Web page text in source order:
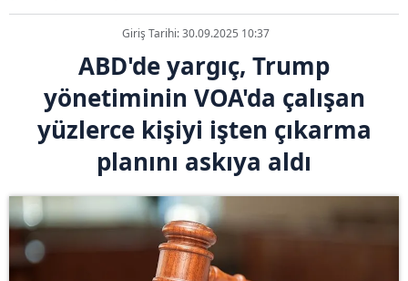
Giriş Tarihi: 30.09.2025 10:37
ABD'de yargıç, Trump
yönetiminin VOA'da çalışan
yüzlerce kişiyi işten çıkarma
planını askıya aldı